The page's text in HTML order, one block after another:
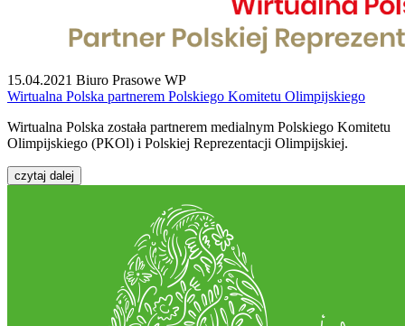
15.04.2021 Biuro Prasowe WP
Wirtualna Polska partnerem Polskiego Komitetu Olimpijskiego
Wirtualna Polska została partnerem medialnym Polskiego Komitetu
Olimpijskiego (PKOl) i Polskiej Reprezentacji Olimpijskiej.
czytaj dalej